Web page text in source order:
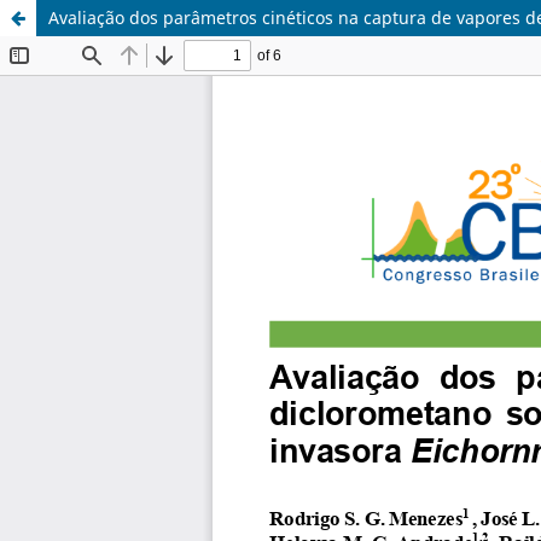
Avaliação dos parâmetros cinéticos na captura de vapores